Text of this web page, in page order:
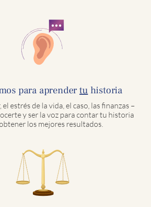
para aprendertu historia
el estrés de la vida, el caso, las finanzas –
y ser la voz para contar tu historia
los mejores resultados.